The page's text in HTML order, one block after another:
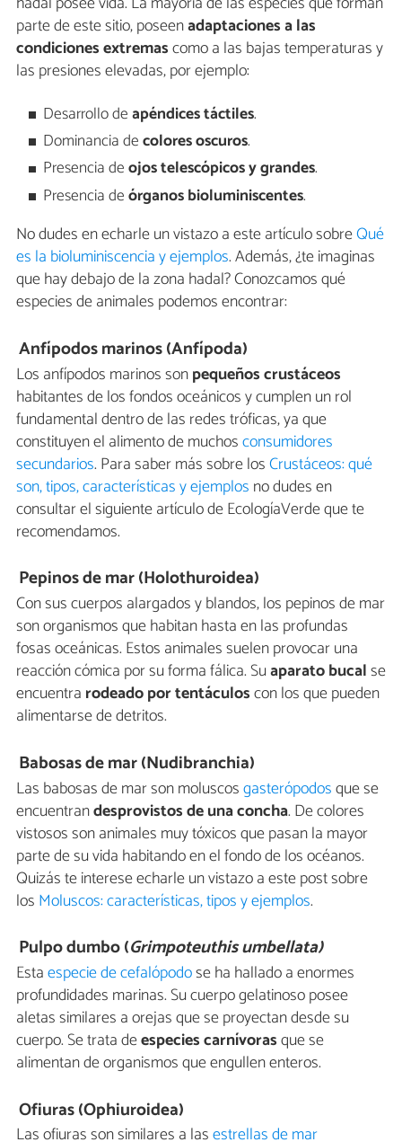
parte de este sitio, poseenadaptaciones a las
condiciones extremascomo a las bajas temperaturas y
las presiones elevadas, por ejemplo:
Desarrollo deapéndices táctiles.
Dominancia decolores oscuros.
Presencia deojos telescópicos y grandes.
Presencia deórganos bioluminiscentes.
No dudes en echarle un vistazo a este artículo sobreQué
es la bioluminiscencia y ejemplos. Además, ¿te imaginas
que hay debajo de la zona hadal? Conozcamos qué
especies de animales podemos encontrar:
Anfípodos marinos (Anfípoda)
Los anfípodos marinos sonpequeños crustáceos
habitantes de los fondos oceánicos y cumplen un rol
fundamental dentro de las redes tróficas, ya que
constituyen el alimento de muchosconsumidores
secundarios. Para saber más sobre losCrustáceos: qué
son, tipos, características y ejemplos no dudes en
consultar el siguiente artículo de EcologíaVerde que te
recomendamos.
Pepinos de mar (Holothuroidea)
Con sus cuerpos alargados y blandos, los pepinos de mar
son organismos que habitan hasta en las profundas
fosas oceánicas. Estos animales suelen provocar una
reacción cómica por su forma fálica. Suaparato bucalse
encuentra rodeado por tentáculoscon los que pueden
alimentarse de detritos.
Babosas de mar (Nudibranchia)
Las babosas de mar son moluscosgasterópodosque se
encuentrandesprovistos de una concha. De colores
vistosos son animales muy tóxicos que pasan la mayor
parte de su vida habitando en el fondo de los océanos.
Quizás te interese echarle un vistazo a este post sobre
los Moluscos: características, tipos y ejemplos.
Pulpo dumbo (Grimpoteuthis umbellata)
Estaespecie de cefalópodose ha hallado a enormes
profundidades marinas. Su cuerpo gelatinoso posee
aletas similares a orejas que se proyectan desde su
cuerpo. Se trata deespecies carnívorasque se
alimentan de organismos que engullen enteros.
Ofiuras (Ophiuroidea)
Las ofiuras son similares a lasestrellas de mar